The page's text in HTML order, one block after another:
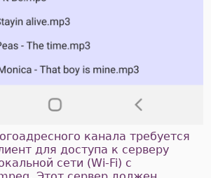
канала требуется
для доступа к серверу
сети (Wi-Fi) с